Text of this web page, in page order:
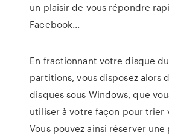
un plaisir de vous répondre
Facebook...
En fractionnant votre disque
partitions, vous disposez alors
disques sous Windows, que
utiliser à votre façon pour trier
Vous pouvez ainsi réserver